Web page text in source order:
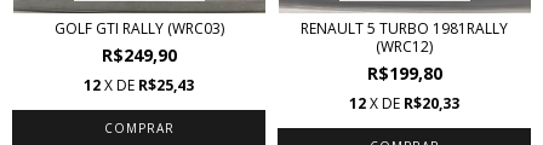
GOLF GTI RALLY (WRC03)
R$249,90
12X DE R$25,43
RENAULT 5 TURBO 1981RALLY
(WRC12)
R$199,80
12X DE R$20,33